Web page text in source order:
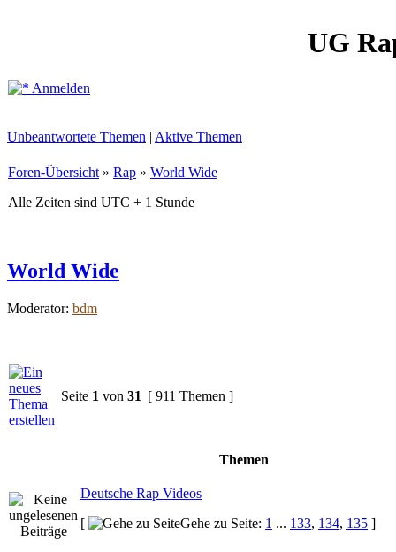
UG
Anmelden
Unbeantwortete Themen | Aktive Themen
Foren-Übersicht » Rap » World Wide
Alle Zeiten sind UTC + 1 Stunde
World Wide
Moderator: bdm
Seite 1 von 31 [ 911 Themen ]
Themen
Deutsche Rap Videos
[
Gehe zu Seite: 1 ... 133, 134, 135 ]